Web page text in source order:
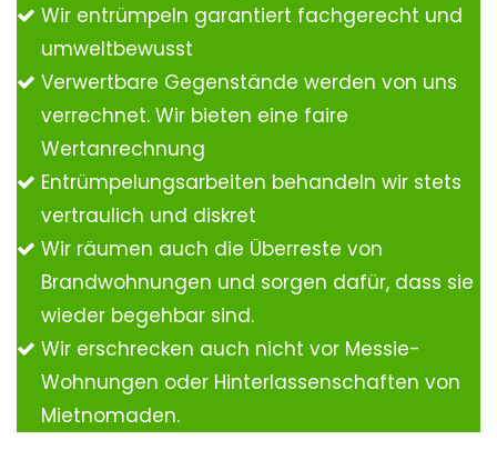
Wir entrümpeln garantiert fachgerecht und
umweltbewusst
Verwertbare Gegenstände werden von uns
verrechnet. Wir bieten eine faire
Wertanrechnung
Entrümpelungsarbeiten behandeln wir stets
vertraulich und diskret
Wir räumen auch die Überreste von
Brandwohnungen und sorgen dafür, dass sie
wieder begehbar sind.
Wir erschrecken auch nicht vor Messie-
Wohnungen oder Hinterlassenschaften von
Mietnomaden.